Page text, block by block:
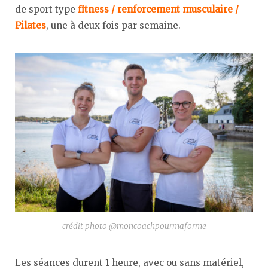
de sport type fitness / renforcement musculaire /
Pilates, une à deux fois par semaine.
crédit photo @moncoachpourmaforme
Les séances durent 1 heure, avec ou sans matériel,